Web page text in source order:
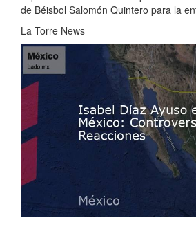
de Béisbol Salomón Quintero para la
La Torre News